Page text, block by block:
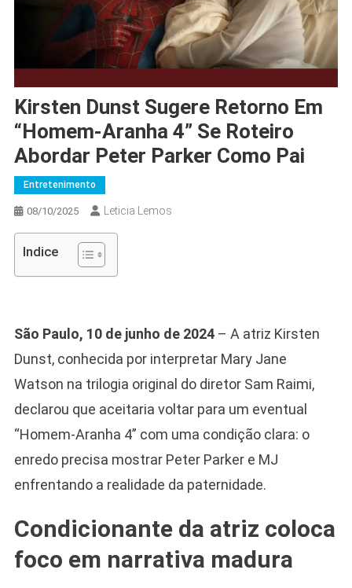
Kirsten Dunst Sugere Retorno Em
“Homem-Aranha 4” Se Roteiro
Abordar Peter Parker Como Pai
Entretenimento
08/10/2025 Leticia Lemos
Indice
São Paulo, 10 de junho de 2024– A atriz Kirsten
Dunst, conhecida por interpretar Mary Jane
Watson na trilogia original do diretor Sam Raimi,
declarou que aceitaria voltar para um eventual
“Homem-Aranha 4” com uma condição clara: o
enredo precisa mostrar Peter Parker e MJ
enfrentando a realidade da paternidade.
Condicionante da atriz coloca
foco em narrativa madura